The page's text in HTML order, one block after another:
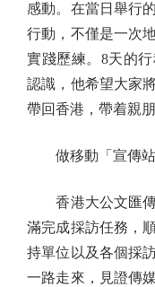
感動。在當日舉行
行動，不僅是一次
實踐歷練。8天的
認識，他希望大家
帶回香港，帶着親
做移動「宣傳站
香港大公文匯傳
滿完成採訪任務，
持單位以及各個採
一路走來，見證傳